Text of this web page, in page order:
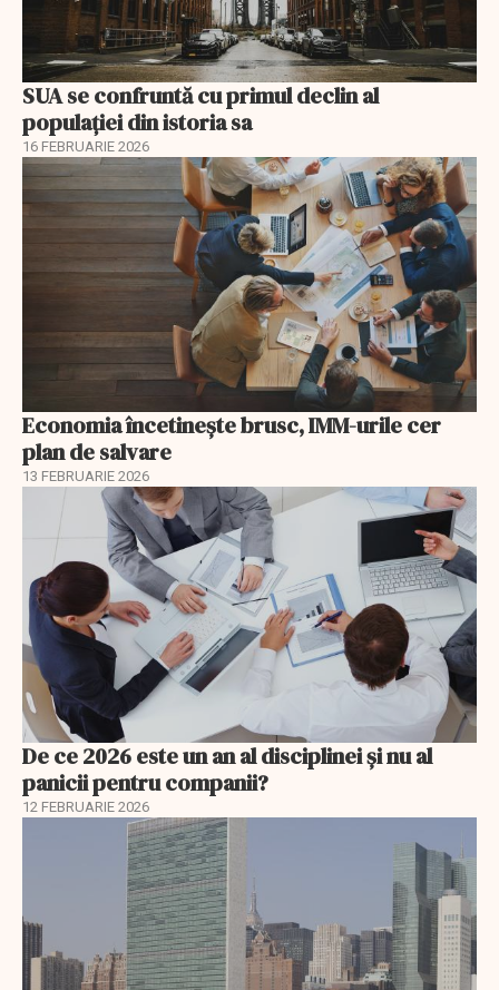
SUA se confruntă cu primul declin al
populației din istoria sa
16 FEBRUARIE 2026
Economia încetinește brusc, IMM-urile cer
plan de salvare
13 FEBRUARIE 2026
De ce 2026 este un an al disciplinei și nu al
panicii pentru companii?
12 FEBRUARIE 2026